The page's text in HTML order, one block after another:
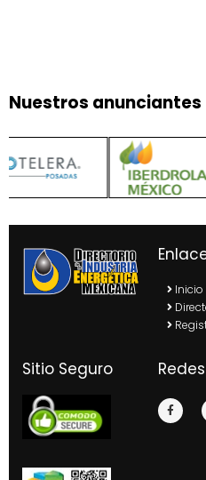
Nuestros anunciantes
Inicio
Sitio Seguro